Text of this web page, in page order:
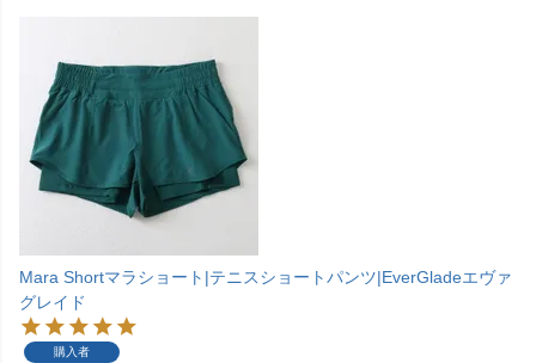
Mara Shortマラショート|テニスショートパンツ|EverGladeエヴァ
グレイド
購入者